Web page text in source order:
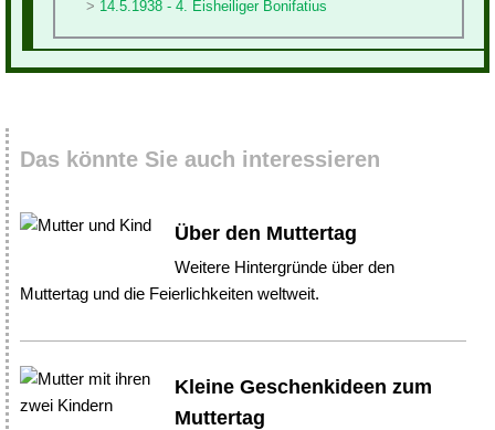
14.5.1938 - 4. Eisheiliger Bonifatius
Das könnte Sie auch interessieren
Über den Muttertag
Weitere Hintergründe über den
Muttertag und die Feierlichkeiten weltweit.
Kleine Geschenkideen zum
Muttertag